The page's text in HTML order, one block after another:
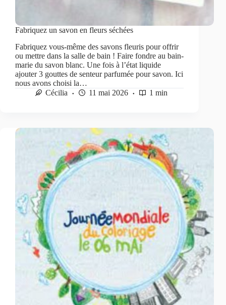
Fabriquez un savon en fleurs séchées
Fabriquez vous-même des savons fleuris pour offrir
ou mettre dans la salle de bain ! Faire fondre au bain-
marie du savon blanc. Une fois à l’état liquide
ajouter 3 gouttes de senteur parfumée pour savon. Ici
nous avons choisi la…
Cécilia
11 mai 2026 1 min